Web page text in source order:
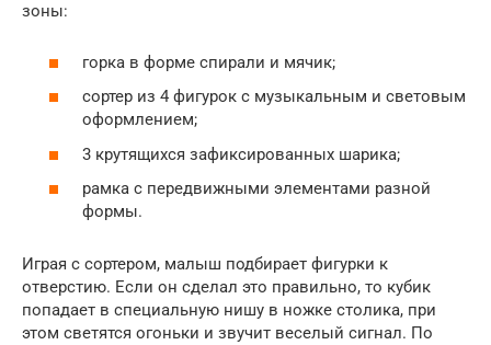
зоны:
горка в форме спирали и мячик;
сортер из 4 фигурок с музыкальным и световым
оформлением;
3 крутящихся зафиксированных шарика;
рамка с передвижными элементами разной
формы.
Играя с сортером, малыш подбирает фигурки к
отверстию. Если он сделал это правильно, то кубик
попадает в специальную нишу в ножке столика, при
этом светятся огоньки и звучит веселый сигнал. По